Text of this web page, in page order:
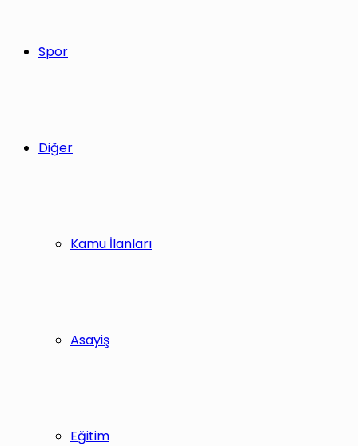
Spor
Diğer
Kamu İlanları
Asayiş
Eğitim